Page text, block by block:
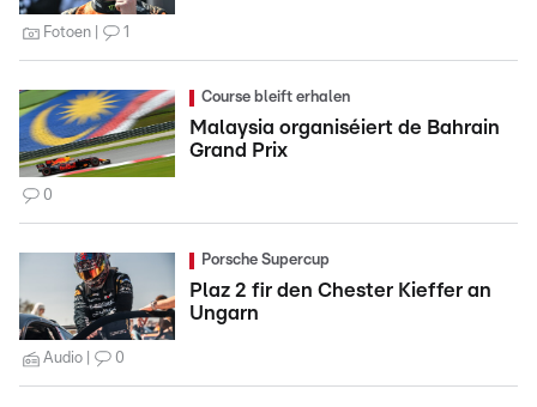
Fotoen 1
Course bleift erhalen
Malaysia organiséiert de Bahrain
Grand Prix
0
Porsche Supercup
Plaz 2 fir den Chester Kieffer an
Ungarn
Audio 0